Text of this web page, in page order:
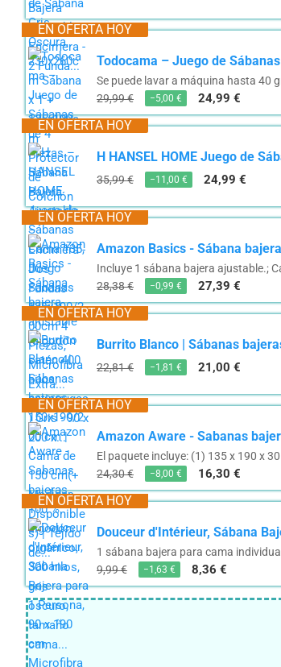
EN OFERTA HOY
Todocama – Juego de
Se puede lavar a máquina hasta 40
29,99 €
−5,00 € 24,99 €
EN OFERTA HOY
H HANSEL HOME Juego de
35,99 € −11,00 € 24,99 €
EN OFERTA HOY
Amazon Basics - Sábana
Incluye 1 sábana bajera ajustable.;
28,38 €
−0,99 € 27,39 €
EN OFERTA HOY
Burrito Blanco | Sábanas
22,81 € −1,81 € 21,00 €
EN OFERTA HOY
Amazon Aware - Sabanas
El paquete incluye: (1) 135 x 190 x
24,30 €
−8,00 € 16,30 €
EN OFERTA HOY
Douceur d'Intérieur, Sábana
1 sábana bajera para cama
9,99 €
−1,63 € 8,36 €